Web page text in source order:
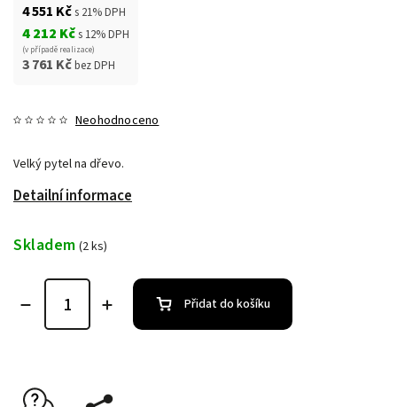
4 551 Kčs 21% DPH
4 212 Kčs 12% DPH
(v případě realizace)
3 761 Kčbez DPH
Neohodnoceno
Velký pytel na dřevo.
Detailní informace
Skladem (2 ks)
Přidat do košíku